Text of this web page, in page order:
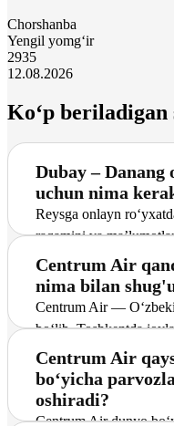
Chorshanba
Yengil yomg‘ir
2935
12.08.2026
Ko‘p beriladigan
Dubay – Danang
uchun nima
Reysga onlayn
raqamini va
jo‘nash aeroportini)
kiritilgach, tizim bortga
qiladi.
Centrum Air
nima bilan
Centrum Air —
bo‘lib, Toshkentda
yetakchi
yo‘lovchilarga xalqaro
jumladan Dubay –
charter reyslarni taklif
Centrum Air
bo‘yicha
oshiradi?
Centrum Air dunyo